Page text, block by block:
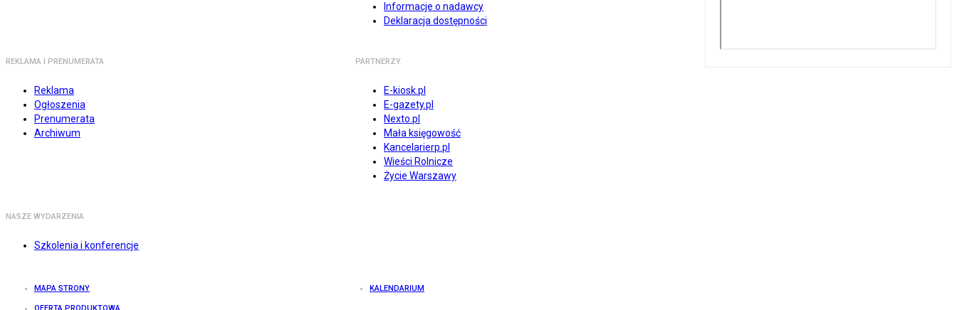
Informacje o nadawcy
Deklaracja dostępności
REKLAMA I PRENUMERATA
Reklama
Ogłoszenia
Prenumerata
Archiwum
PARTNERZY
E-kiosk.pl
E-gazety.pl
Nexto.pl
Mała księgowość
Kancelarierp.pl
Wieści Rolnicze
Życie Warszawy
NASZE WYDARZENIA
Szkolenia i konferencje
MAPA STRONY KALENDARIUM